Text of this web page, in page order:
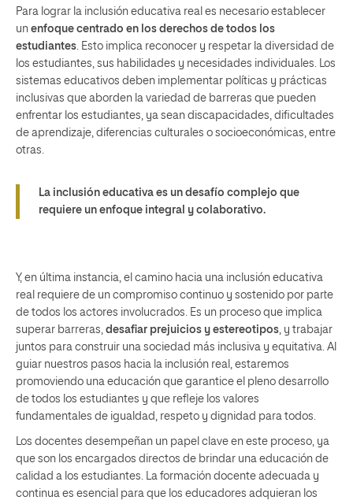
Para lograr la inclusión educativa real es necesario establecer
un enfoque centrado en los derechos de todos los
estudiantes . Esto implica reconocer y respetar la diversidad de
los estudiantes, sus habilidades y necesidades individuales. Los
sistemas educativos deben implementar políticas y prácticas
inclusivas que aborden la variedad de barreras que pueden
enfrentar los estudiantes, ya sean discapacidades, dificultades
de aprendizaje, diferencias culturales o socioeconómicas, entre
otras.
La inclusión educativa es un desafío complejo que
requiere un enfoque integral y colaborativo.
Y, en última instancia, el camino hacia una inclusión educativa
real requiere de un compromiso continuo y sostenido por parte
de todos los actores involucrados. Es un proceso que implica
superar barreras, desafiar prejuicios y estereotipos , y trabajar
juntos para construir una sociedad más inclusiva y equitativa. Al
guiar nuestros pasos hacia la inclusión real, estaremos
promoviendo una educación que garantice el pleno desarrollo
de todos los estudiantes y que refleje los valores
fundamentales de igualdad, respeto y dignidad para todos.
Los docentes desempeñan un papel clave en este proceso, ya
que son los encargados directos de brindar una educación de
calidad a los estudiantes. La formación docente adecuada y
continua es esencial para que los educadores adquieran los